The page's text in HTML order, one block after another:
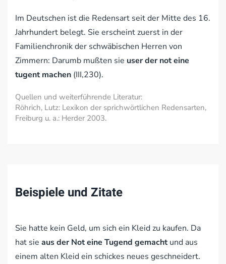
Im Deutschen ist die Redensart seit der Mitte des 16.
Jahrhundert belegt. Sie erscheint zuerst in der
Familienchronik der schwäbischen Herren von
Zimmern: Darumb mußten sie user der not eine
tugent machen (III,230).
Quellen und weiterführende Literatur:
Röhrich, Lutz: Lexikon der sprichwörtlichen Redensarten,
Freiburg u. a.: Herder 2003.
Beispiele und Zitate
Sie hatte kein Geld, um sich ein Kleid zu kaufen. Da
hat sie aus der Not eine Tugend gemacht und aus
einem alten Kleid ein schickes neues geschneidert.